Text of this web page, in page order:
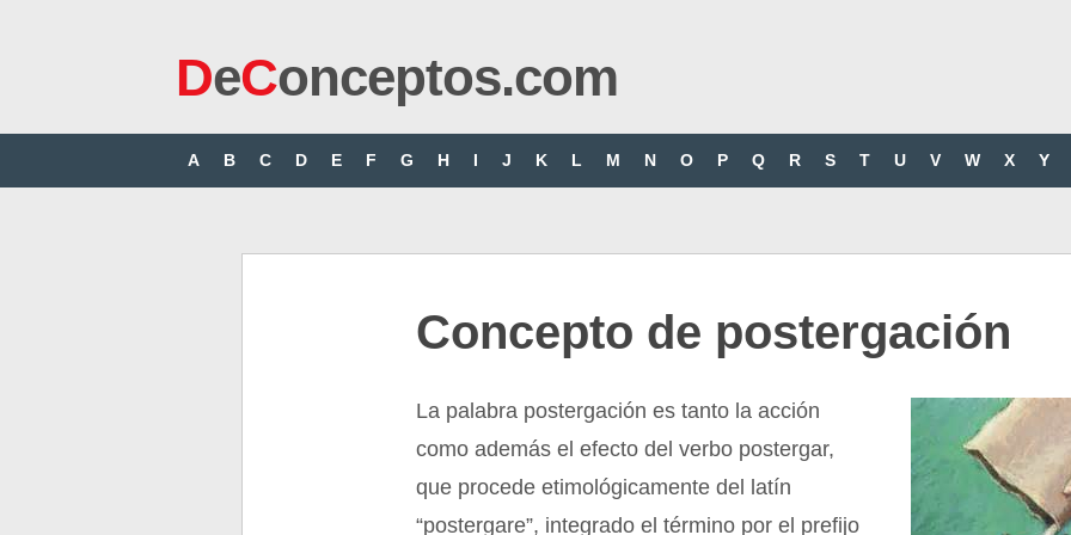
DeConceptos.com
A B C D E F G H I J K L M N O P Q R S T U V W X Y
Concepto de postergación
La palabra postergación es tanto la acción
como además el efecto del verbo postergar,
que procede etimológicamente del latín
“postergare”, integrado el término por el prefijo